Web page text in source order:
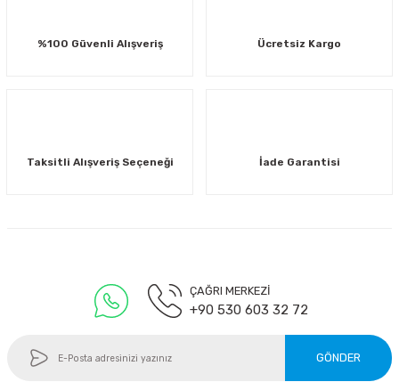
%100 Güvenli Alışveriş Ücretsiz Kargo
Taksitli Alışveriş Seçeneği İade Garantisi
ÇAĞRI MERKEZİ
+90 530 603 32 72
GÖNDER